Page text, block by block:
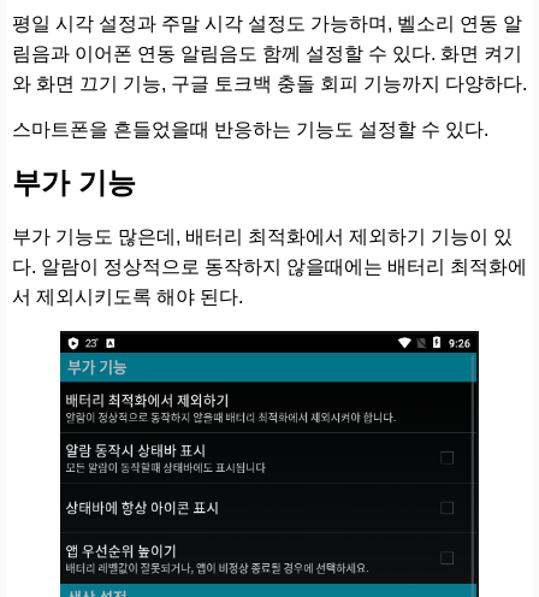
평일 시각 설정과 주말 시각 설정도 가능하며, 벨소리 연동 알
림음과 이어폰 연동 알림음도 함께 설정할 수 있다. 화면 켜기
와 화면 끄기 기능, 구글 토크백 충돌 회피 기능까지 다양하다.
스마트폰을 흔들었을때 반응하는 기능도 설정할 수 있다.
부가 기능
부가 기능도 많은데, 배터리 최적화에서 제외하기 기능이 있
다. 알람이 정상적으로 동작하지 않을때에는 배터리 최적화에
서 제외시키도록 해야 된다.